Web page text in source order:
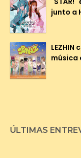
junto a
música
ÚLTIMAS